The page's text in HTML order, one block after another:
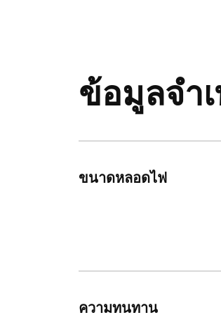
ข้อมูลจำ
ขนาดหลอดไฟ
ความทนทาน